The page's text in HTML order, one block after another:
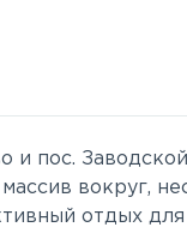
и пос.
вокруг,
отдых для